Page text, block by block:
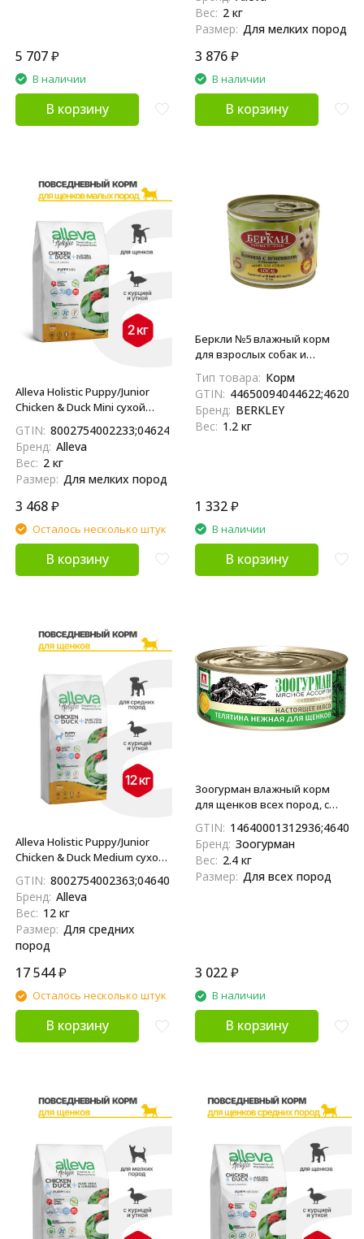
5 707₽
В наличии
В корзину
Вес: 2 кг
Размер: Для мелких пород
3 876₽
В наличии
В корзину
Alleva Holistic Puppy/Junior
Chicken & Duck Mini сухой
с курицей и уткой, алое вера
и женьшенем - 2 кг
GTIN: 8002754002233;04624837890649
Бренд: Alleva
Вес: 2 кг
Размер: Для мелких пород
3 468₽
Осталось несколько штук
В корзину
Беркли №5 влажный корм
для взрослых собак и
яблоками - 200 г x 6 шт
Тип товара: Корм
GTIN:
Бренд: BERKLEY
Вес: 1.2 кг
1 332₽
В наличии
В корзину
Alleva Holistic Puppy/Junior
Chicken & Duck Medium сухой
пород с курицей и уткой,
алое вера и женьшенем 12 кг
GTIN: 8002754002363;04640413380496
Бренд: Alleva
Вес: 12 кг
Размер: Для средних
пород
17 544₽
Осталось несколько штук
В корзину
Зоогурман влажный корм
для щенков всех пород, с
24 шт
GTIN:
Бренд: Зоогурман
Вес: 2.4 кг
Размер: Для всех пород
3 022₽
В наличии
В корзину